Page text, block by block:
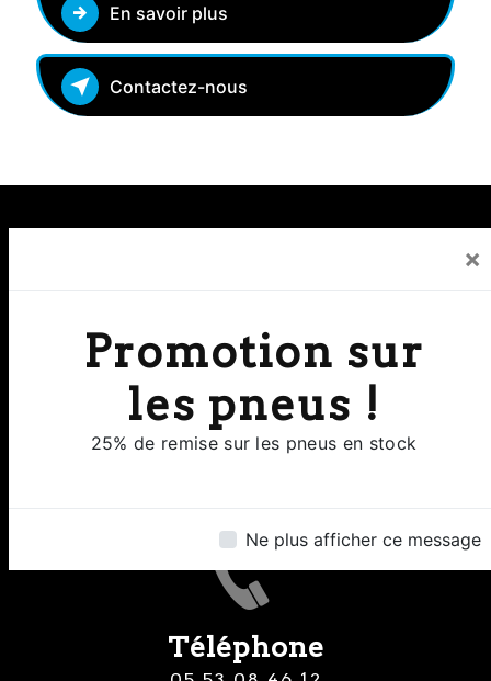
×
Promotion sur
les pneus !
25% de remise sur les pneus en stock
Ne plus afficher ce message
En savoir plus
Contactez-nous
Adresse
Téléphone